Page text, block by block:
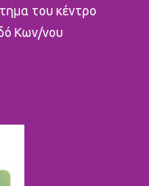
του κέντρο
Κων/νου